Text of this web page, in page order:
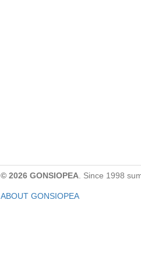
© 2026 GONSIOPEA . Since 1998
ABOUT GONSIOPEA